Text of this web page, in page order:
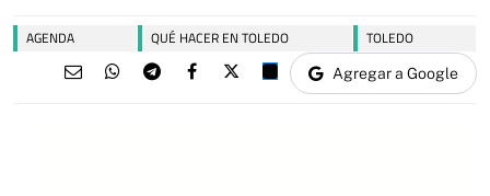
AGENDA QUÉ HACER EN TOLEDO TOLEDO
Agregar a Google